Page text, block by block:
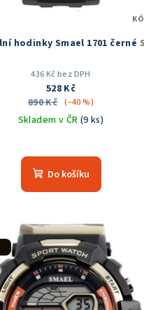
hodinky Smael 1701 černé
436 Kč bez DPH
528 Kč
890 Kč (–40 %)
Skladem v ČR (9 ks)
hodnocení
produktu
5
hvězdiček.
Do košíku